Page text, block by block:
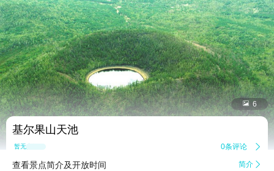
 6
基尔果山天池
暂无点评 0条评论 
查看景点简介及开放时间 简介 
